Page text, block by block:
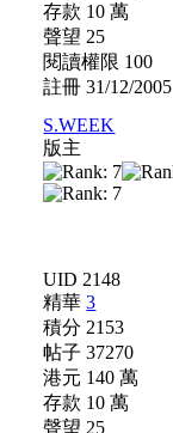
存款 10 萬
聲望 25
閱讀權限 100
註冊 31/12/2005
S.WEEK
版主
UID 2148
精華3
積分 2153
帖子 37270
港元 140 萬
存款 10 萬
聲望 25